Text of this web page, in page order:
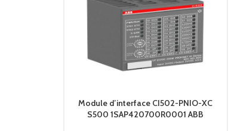
Module d’interface CI502-PNIO-XC
S500 1SAP420700R0001 ABB